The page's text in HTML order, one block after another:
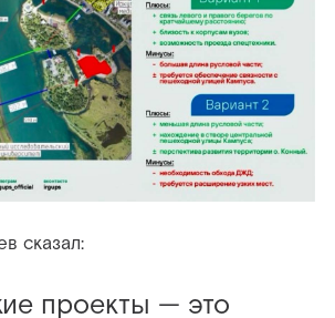
сказал:
проекты — это